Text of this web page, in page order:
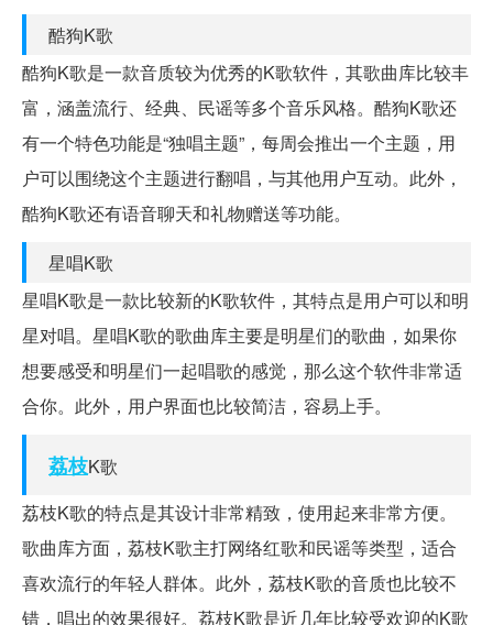
酷狗K歌
酷狗K歌是一款音质较为优秀的K歌软件，其歌曲库比较丰
富，涵盖流行、经典、民谣等多个音乐风格。酷狗K歌还
有一个特色功能是“独唱主题”，每周会推出一个主题，用
户可以围绕这个主题进行翻唱，与其他用户互动。此外，
酷狗K歌还有语音聊天和礼物赠送等功能。
星唱K歌
星唱K歌是一款比较新的K歌软件，其特点是用户可以和明
星对唱。星唱K歌的歌曲库主要是明星们的歌曲，如果你
想要感受和明星们一起唱歌的感觉，那么这个软件非常适
合你。此外，用户界面也比较简洁，容易上手。
荔枝K歌
荔枝K歌的特点是其设计非常精致，使用起来非常方便。
歌曲库方面，荔枝K歌主打网络红歌和民谣等类型，适合
喜欢流行的年轻人群体。此外，荔枝K歌的音质也比较不
错，唱出的效果很好。荔枝K歌是近几年比较受欢迎的K歌